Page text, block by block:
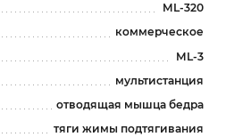
ML-320
коммерческое
ML-3
мультистанция
отводящая мышца бедра
тяги жимы подтягивания